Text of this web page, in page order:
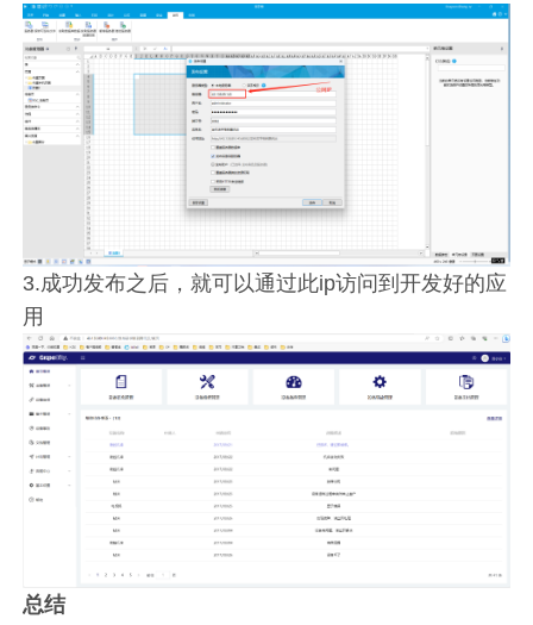
3.成功发布之后，就可以通过此ip访问到开发好的应
用
总结